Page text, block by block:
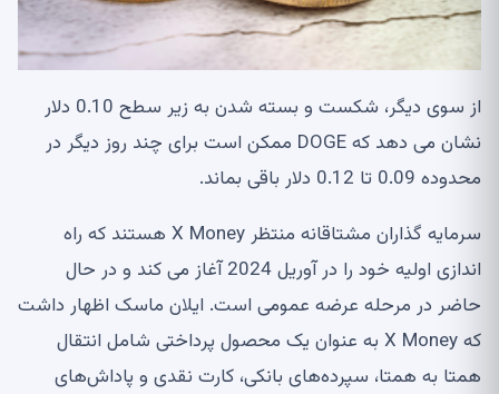
از سوی دیگر، شکست و بسته شدن به زیر سطح 0.10 دلار
نشان می دهد که DOGE ممکن است برای چند روز دیگر در
محدوده 0.09 تا 0.12 دلار باقی بماند.
سرمایه گذاران مشتاقانه منتظر X Money هستند که راه
اندازی اولیه خود را در آوریل 2024 آغاز می کند و در حال
حاضر در مرحله عرضه عمومی است. ایلان ماسک اظهار داشت
که X Money به عنوان یک محصول پرداختی شامل انتقال
همتا به همتا، سپرده‌های بانکی، کارت نقدی و پاداش‌های